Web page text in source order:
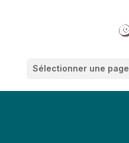
Sélectionner une page